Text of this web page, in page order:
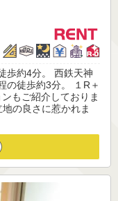
歩約4分。 西鉄天神
の徒歩約3分。 １R＋
もご紹介しておりま
の良さに惹かれま